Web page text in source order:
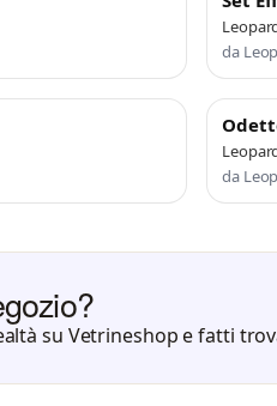
da
da
su Vetrineshop e fatti